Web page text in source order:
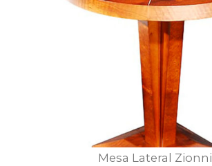
Mesa Lateral Zionni